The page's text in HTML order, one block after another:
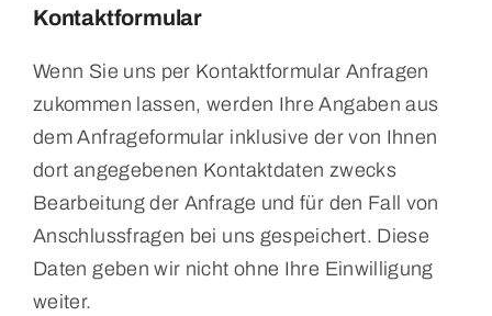
Kontaktformular
Wenn Sie uns per Kontaktformular Anfragen
zukommen lassen, werden Ihre Angaben aus
dem Anfrageformular inklusive der von Ihnen
dort angegebenen Kontaktdaten zwecks
Bearbeitung der Anfrage und für den Fall von
Anschlussfragen bei uns gespeichert. Diese
Daten geben wir nicht ohne Ihre Einwilligung
weiter.